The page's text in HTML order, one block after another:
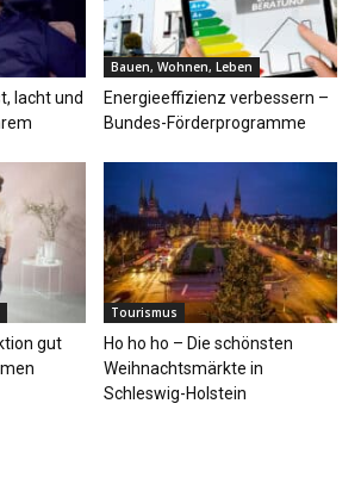
lacht und
Bauen, Wohnen, Leben
Energieeffizienz verbessern –
Bundes-Förderprogramme
gut
Tourismus
Ho ho ho – Die schönsten
Weihnachtsmärkte in
Schleswig-Holstein